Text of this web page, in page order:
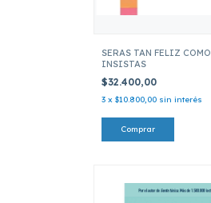
SERAS TAN FELIZ COMO
INSISTAS
$32.400,00
3 x $10.800,00 sin interés